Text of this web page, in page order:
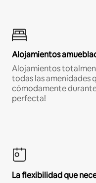
Alojamientos
Alojamientos
todas las amenidades
cómodamente durante
perfecta!
La flexibilidad que